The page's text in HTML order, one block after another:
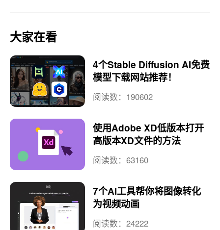
大家在看
4个Stable Diffusion AI免费
模型下载网站推荐！
阅读数：190602
使用Adobe XD低版本打开
高版本XD文件的方法
阅读数：63160
7个AI工具帮你将图像转化
为视频动画
阅读数：24222